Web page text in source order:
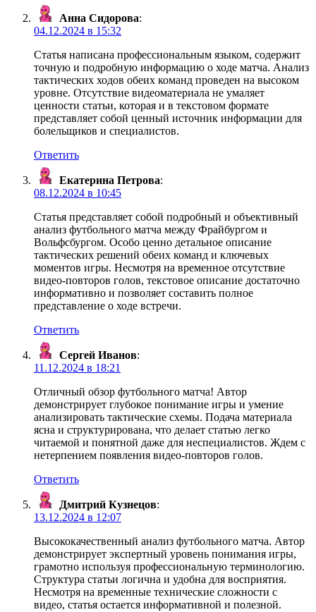
Анна Сидорова:
04.12.2024 в 15:32
Статья написана профессиональным языком, содержит
точную и подробную информацию о ходе матча. Анализ
тактических ходов обеих команд проведен на высоком
уровне. Отсутствие видеоматериала не умаляет
ценности статьи, которая и в текстовом формате
представляет собой ценный источник информации для
болельщиков и специалистов.
Ответить
Екатерина Петрова:
08.12.2024 в 10:45
Статья представляет собой подробный и объективный
анализ футбольного матча между Фрайбургом и
Вольфсбургом. Особо ценно детальное описание
тактических решений обеих команд и ключевых
моментов игры. Несмотря на временное отсутствие
видео-повторов голов, текстовое описание достаточно
информативно и позволяет составить полное
представление о ходе встречи.
Ответить
Сергей Иванов:
11.12.2024 в 18:21
Отличный обзор футбольного матча! Автор
демонстрирует глубокое понимание игры и умение
анализировать тактические схемы. Подача материала
ясна и структурирована, что делает статью легко
читаемой и понятной даже для неспециалистов. Ждем с
нетерпением появления видео-повторов голов.
Ответить
Дмитрий Кузнецов:
13.12.2024 в 12:07
Высококачественный анализ футбольного матча. Автор
демонстрирует экспертный уровень понимания игры,
грамотно используя профессиональную терминологию.
Структура статьи логична и удобна для восприятия.
Несмотря на временные технические сложности с
видео, статья остается информативной и полезной.